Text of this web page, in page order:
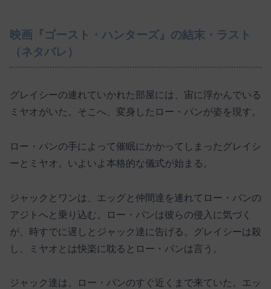
映画『ゴースト・ハンターズ』の結末・ラスト
（ネタバレ）
グレイシーの連れていかれた部屋には、宙に浮かんでいる
ミヤオがいた。そこへ、変身したロー・パンが姿を現す。
ロー・パンの手によって催眠にかかってしまったグレイシ
ーとミヤオ。いよいよ本格的な儀式が始まる。
ジャックとワンは、エッグと仲間達を連れてロー・パンの
アジトへと乗り込む。ロー・パンは彼らの侵入に気づく
が、時すでに遅しとジャック達に告げる。グレイシーは殺
し、ミヤオとは快楽に耽るとロー・パンは言う。
ジャック達は、ロー・パンのすぐ近くまで来ていた。エッ